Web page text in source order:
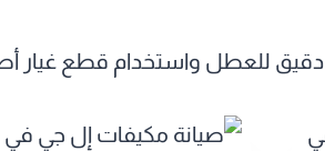
للعطل واستخدام قطع غيار